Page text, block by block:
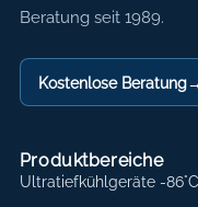
Beratung seit 1989.
Kostenlose Beratung→
Produktbereiche
Ultratiefkühlgeräte -